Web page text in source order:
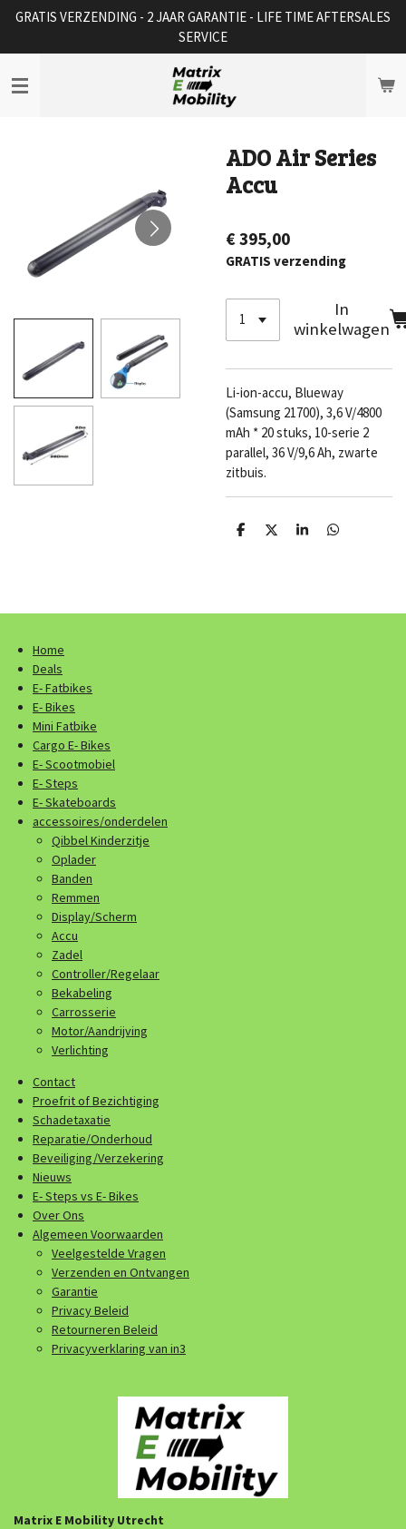
Ga
naar
de
hoofdinhoud
GRATIS VERZENDING - 2 JAAR GARANTIE - LIFE TIME AFTERSALES
SERVICE
ADO Air Series
Accu
€ 395,00
GRATIS verzending
In
winkelwagen
Li-ion-accu, Blueway
(Samsung 21700), 3,6 V/4800
mAh * 20 stuks, 10-serie 2
parallel, 36 V/9,6 Ah, zwarte
zitbuis.
D
D
S
D
Home
Deals
E- Fatbikes
E- Bikes
Mini Fatbike
Cargo E- Bikes
E- Scootmobiel
E- Steps
E- Skateboards
accessoires/onderdelen
Qibbel Kinderzitje
Oplader
Banden
Remmen
Display/Scherm
Accu
Zadel
Controller/Regelaar
Bekabeling
Carrosserie
Motor/Aandrijving
Verlichting
Contact
Proefrit of Bezichtiging
Schadetaxatie
Reparatie/Onderhoud
Beveiliging/Verzekering
Nieuws
E- Steps vs E- Bikes
Over Ons
Algemeen Voorwaarden
Veelgestelde Vragen
Verzenden en Ontvangen
Garantie
Privacy Beleid
Retourneren Beleid
Privacyverklaring van in3
Matrix E Mobility Utrecht